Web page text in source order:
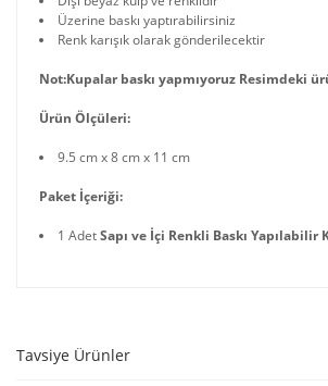
Üzerine baskı yaptırabilirsiniz
Renk karışık olarak gönderilecektir
Not:Kupalar baskı yapmıyoruz Resimdeki
Ürün Ölçüleri:
9.5 cm x 8 cm x 11 cm
Paket İçeriği:
1 AdetSapı ve İçi Renkli Baskı Yapılabilir
Tavsiye Ürünler